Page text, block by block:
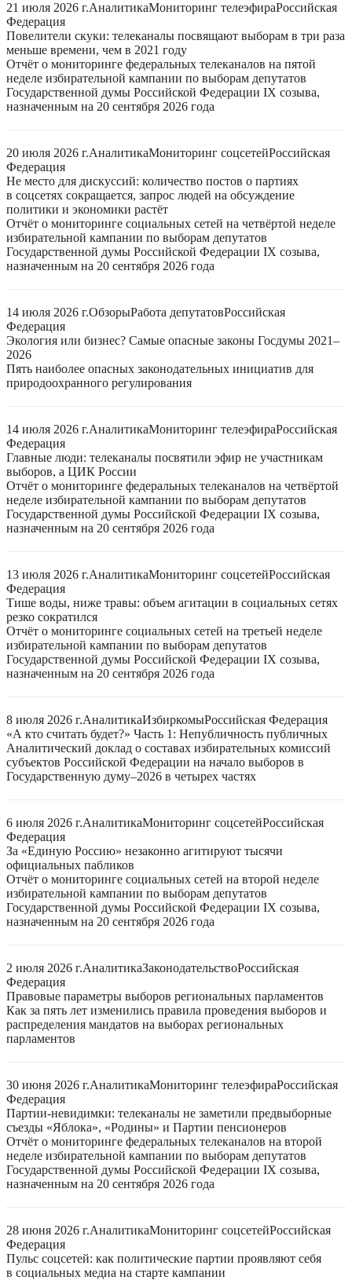
21 июля 2026 г.АналитикаМониторинг телеэфираРоссийская
Федерация
Повелители скуки: телеканалы посвящают выборам в три раза
меньше времени, чем в 2021 году
Отчёт о мониторинге федеральных телеканалов на пятой
неделе избирательной кампании по выборам депутатов
Государственной думы Российской Федерации IX созыва,
назначенным на 20 сентября 2026 года
20 июля 2026 г.АналитикаМониторинг соцсетейРоссийская
Федерация
Не место для дискуссий: количество постов о партиях
в соцсетях сокращается, запрос людей на обсуждение
политики и экономики растёт
Отчёт о мониторинге социальных сетей на четвёртой неделе
избирательной кампании по выборам депутатов
Государственной думы Российской Федерации IX созыва,
назначенным на 20 сентября 2026 года
14 июля 2026 г.ОбзорыРабота депутатовРоссийская
Федерация
Экология или бизнес? Самые опасные законы Госдумы 2021–
2026
Пять наиболее опасных законодательных инициатив для
природоохранного регулирования
14 июля 2026 г.АналитикаМониторинг телеэфираРоссийская
Федерация
Главные люди: телеканалы посвятили эфир не участникам
выборов, а ЦИК России
Отчёт о мониторинге федеральных телеканалов на четвёртой
неделе избирательной кампании по выборам депутатов
Государственной думы Российской Федерации IX созыва,
назначенным на 20 сентября 2026 года
13 июля 2026 г.АналитикаМониторинг соцсетейРоссийская
Федерация
Тише воды, ниже травы: объем агитации в социальных сетях
резко сократился
Отчёт о мониторинге социальных сетей на третьей неделе
избирательной кампании по выборам депутатов
Государственной думы Российской Федерации IX созыва,
назначенным на 20 сентября 2026 года
8 июля 2026 г.АналитикаИзбиркомыРоссийская Федерация
«А кто считать будет?» Часть 1: Непубличность публичных
Аналитический доклад о составах избирательных комиссий
субъектов Российской Федерации на начало выборов в
Государственную думу–2026 в четырех частях
6 июля 2026 г.АналитикаМониторинг соцсетейРоссийская
Федерация
За «Единую Россию» незаконно агитируют тысячи
официальных пабликов
Отчёт о мониторинге социальных сетей на второй неделе
избирательной кампании по выборам депутатов
Государственной думы Российской Федерации IX созыва,
назначенным на 20 сентября 2026 года
2 июля 2026 г.АналитикаЗаконодательствоРоссийская
Федерация
Правовые параметры выборов региональных парламентов
Как за пять лет изменились правила проведения выборов и
распределения мандатов на выборах региональных
парламентов
30 июня 2026 г.АналитикаМониторинг телеэфираРоссийская
Федерация
Партии-невидимки: телеканалы не заметили предвыборные
съезды «Яблока», «Родины» и Партии пенсионеров
Отчёт о мониторинге федеральных телеканалов на второй
неделе избирательной кампании по выборам депутатов
Государственной думы Российской Федерации IX созыва,
назначенным на 20 сентября 2026 года
28 июня 2026 г.АналитикаМониторинг соцсетейРоссийская
Федерация
Пульс соцсетей: как политические партии проявляют себя
в социальных медиа на старте кампании